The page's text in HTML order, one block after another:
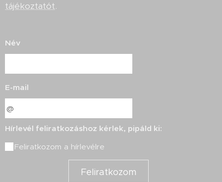
tájékoztatót.
Név
E-mail
Hírlevél feliratkozáshoz kérlek, pipáld ki:
Feliratkozom a hírlevélre
Feliratkozom